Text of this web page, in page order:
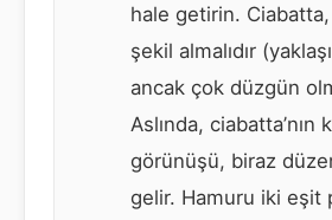
hale getirin.
şekil almalıdır
ancak çok düzgün
Aslında,
görünüşü, biraz
gelir. Hamuru iki eşit